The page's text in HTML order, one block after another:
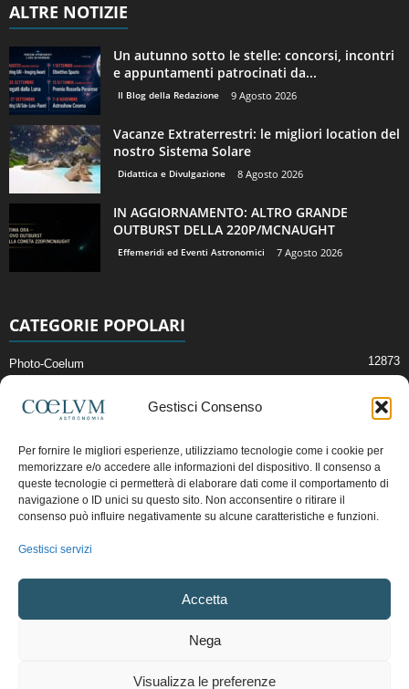
Gestisci Consenso
Per fornire le migliori esperienze, utilizziamo tecnologie come i cookie per
memorizzare e/o accedere alle informazioni del dispositivo. Il consenso a
queste tecnologie ci permetterà di elaborare dati come il comportamento di
navigazione o ID unici su questo sito. Non acconsentire o ritirare il
consenso può influire negativamente su alcune caratteristiche e funzioni.
Gestisci servizi
Accetta
Nega
Visualizza le preferenze
ALTRE NOTIZIE
Un autunno sotto le stelle: concorsi, incontri
e appuntamenti patrocinati da...
Il Blog della Redazione 9 Agosto 2026
Vacanze Extraterrestri: le migliori location del
nostro Sistema Solare
Didattica e Divulgazione 8 Agosto 2026
IN AGGIORNAMENTO: ALTRO GRANDE
OUTBURST DELLA 220P/MCNAUGHT
Effemeridi ed Eventi Astronomici 7 Agosto 2026
CATEGORIE POPOLARI
Photo-Coelum 12873
News di Astronomia 2412
Cielo del Mese
Astronomia, Astrofisica e Cosmologia
Articoli e Risorse On-Line
Copyright © 1997 - 2024 vietata la riproduzione.
Termini e Condizioni di Vendita